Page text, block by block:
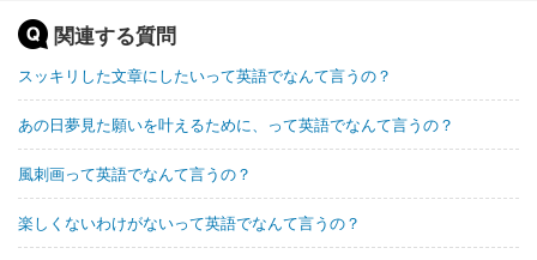
関連する質問
スッキリした文章にしたいって英語でなんて言うの？
あの日夢見た願いを叶えるために、って英語でなんて言うの？
風刺画って英語でなんて言うの？
楽しくないわけがないって英語でなんて言うの？